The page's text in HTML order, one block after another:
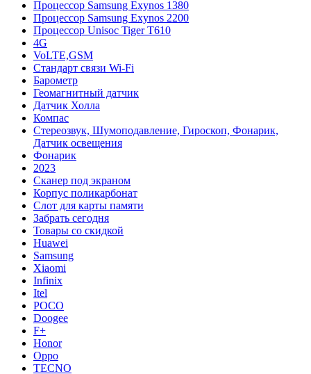
Процессор Samsung Exynos 1380
Процессор Samsung Exynos 2200
Процессор Unisoc Tiger T610
4G
VoLTE,GSM
Cтандарт связи Wi-Fi
Барометр
Геомагнитный датчик
Датчик Холла
Компас
Стереозвук, Шумоподавление, Гироскоп, Фонарик,
Датчик освещения
Фонарик
2023
Сканер под экраном
Корпус поликарбонат
Слот для карты памяти
Забрать сегодня
Товары со скидкой
Huawei
Samsung
Xiaomi
Infinix
Itel
POCO
Doogee
F+
Honor
Oppo
TECNO